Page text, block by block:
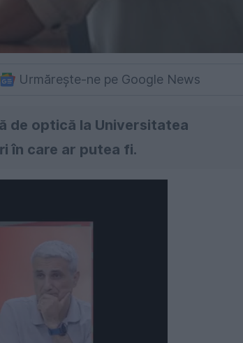
Urmărește-ne pe Google News
de optică la Universitatea
în care ar putea fi.